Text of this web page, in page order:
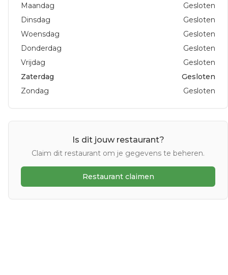
Maandag
Gesloten
Dinsdag
Gesloten
Woensdag
Gesloten
Donderdag
Gesloten
Vrijdag
Gesloten
Zaterdag
Gesloten
Zondag
Gesloten
Is dit jouw restaurant?
Claim dit restaurant om je gegevens te beheren.
Restaurant claimen